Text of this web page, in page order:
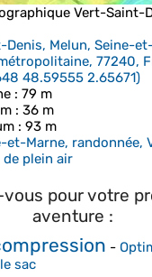
Vert-Saint-
Denis, Melun, Seine-
77240,
48.59555 2.65671)
: 79 m
: 36 m
: 93 m
et-Marne, randonnée,
plein air
pour votre
aventure :
-
sac